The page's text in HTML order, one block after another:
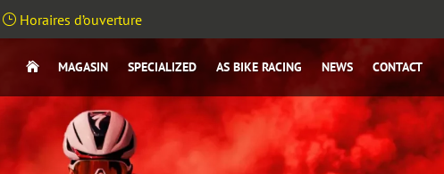
} Horaires d’ouverture
 MAGASIN SPECIALIZED AS BIKE RACING NEWS CONTACT